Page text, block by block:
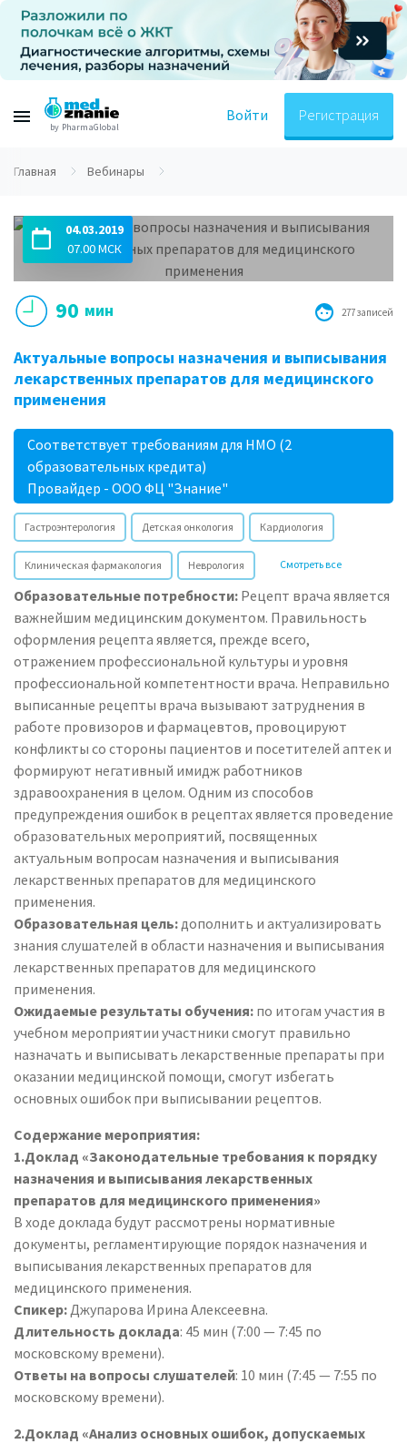
by PharmaGlobal
Войти Регистрация
Главная Вебинары
04.03.2019
07.00 МСК
90 мин 277 записей
Актуальные вопросы назначения и выписывания
лекарственных препаратов для медицинского
применения
Соответствует требованиям для НМО (2
образовательных кредита)
Провайдер - ООО ФЦ "Знание"
Гастроэнтерология Детская онкология Кардиология
Клиническая фармакология Неврология Смотреть все
Образовательные потребности: Рецепт врача является
важнейшим медицинским документом. Правильность
оформления рецепта является, прежде всего,
отражением профессиональной культуры и уровня
профессиональной компетентности врача. Неправильно
выписанные рецепты врача вызывают затруднения в
работе провизоров и фармацевтов, провоцируют
конфликты со стороны пациентов и посетителей аптек и
формируют негативный имидж работников
здравоохранения в целом. Одним из способов
предупреждения ошибок в рецептах является проведение
образовательных мероприятий, посвященных
актуальным вопросам назначения и выписывания
лекарственных препаратов для медицинского
применения.
Образовательная цель:дополнить и актуализировать
знания слушателей в области назначения и выписывания
лекарственных препаратов для медицинского
применения.
Ожидаемые результаты обучения: по итогам участия в
учебном мероприятии участники смогут правильно
назначать и выписывать лекарственные препараты при
оказании медицинской помощи, смогут избегать
основных ошибок при выписывании рецептов.
Содержание мероприятия:
1.Доклад «Законодательные требования к порядку
назначения и выписывания лекарственных
препаратов для медицинского применения»
В ходе доклада будут рассмотрены нормативные
документы, регламентирующие порядок назначения и
выписывания лекарственных препаратов для
медицинского применения.
Спикер:Джупарова Ирина Алексеевна.
Длительность доклада: 45 мин (7:00 — 7:45 по
московскому времени).
Ответы на вопросы слушателей: 10 мин (7:45 — 7:55 по
московскому времени).
2.Доклад «Анализ основных ошибок, допускаемых